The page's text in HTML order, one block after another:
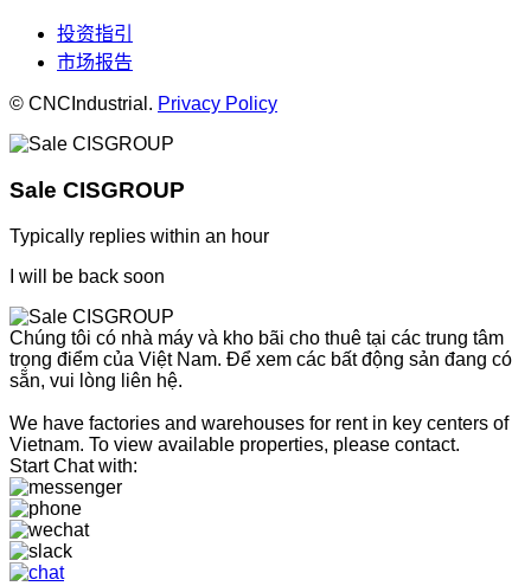
投资指引
市场报告
© CNCIndustrial. Privacy Policy
Sale CISGROUP
Typically replies within an hour
I will be back soon
Chúng tôi có nhà máy và kho bãi cho thuê tại các trung tâm
trọng điểm của Việt Nam. Để xem các bất động sản đang có
sẵn, vui lòng liên hệ.
We have factories and warehouses for rent in key centers of
Vietnam. To view available properties, please contact.
Start Chat with: